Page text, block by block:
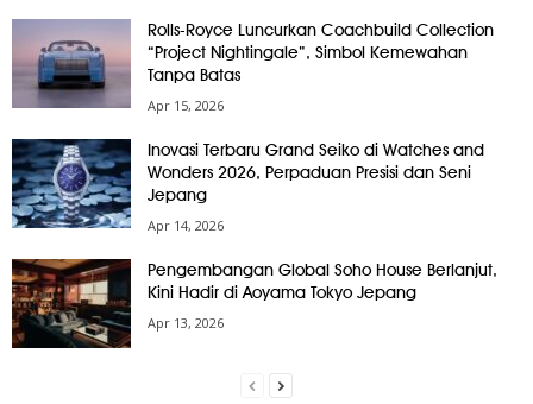
Rolls-Royce Luncurkan Coachbuild Collection
“Project Nightingale”, Simbol Kemewahan
Tanpa Batas
Apr 15, 2026
Inovasi Terbaru Grand Seiko di Watches and
Wonders 2026, Perpaduan Presisi dan Seni
Jepang
Apr 14, 2026
Pengembangan Global Soho House Berlanjut,
Kini Hadir di Aoyama Tokyo Jepang
Apr 13, 2026